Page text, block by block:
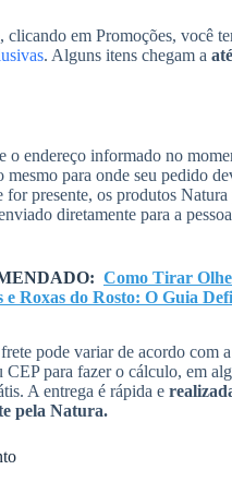
clicando em Promoções, você
. Alguns itens chegam a
o endereço informado no
mesmo para onde seu pedido
for presente, os produtos Natura
diretamente para a
Como Tirar
e Roxas do Rosto: O Guia
pode variar de acordo com
CEP para fazer o cálculo, em
A entrega é rápida e
pela Natura.